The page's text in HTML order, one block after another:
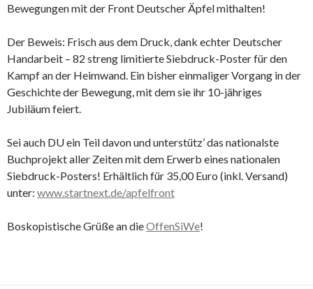
Bewegungen mit der Front Deutscher Äpfel mithalten!
Der Beweis: Frisch aus dem Druck, dank echter Deutscher
Handarbeit – 82 streng limitierte Siebdruck-Poster für den
Kampf an der Heimwand. Ein bisher einmaliger Vorgang in der
Geschichte der Bewegung, mit dem sie ihr 10-jähriges
Jubiläum feiert.
Sei auch DU ein Teil davon und unterstütz’ das nationalste
Buchprojekt aller Zeiten mit dem Erwerb eines nationalen
Siebdruck-Posters! Erhältlich für 35,00 Euro (inkl. Versand)
unter: www.startnext.de/apfelfront
Boskopistische Grüße an dieOffenSiWe!